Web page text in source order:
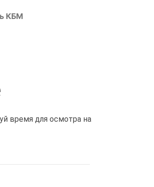
КБМ
время для осмотра на